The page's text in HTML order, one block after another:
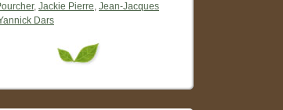
, Jackie Pierre, Jean-Jacques
Dars